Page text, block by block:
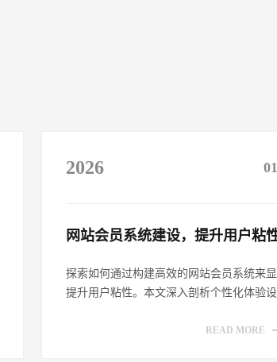
2026
网站会员系统建设，提升用户粘
探索如何通过构建高效的网站会员系统来
提升用户粘性。本文深入剖析个性化体验设
READ MORE